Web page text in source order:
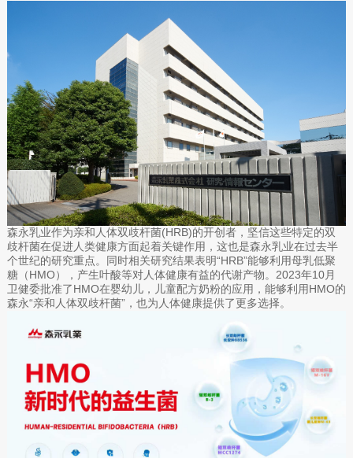
森永乳业作为亲和人体双歧杆菌(HRB)的开创者，坚信这些特定的双
歧杆菌在促进人类健康方面起着关键作用，这也是森永乳业在过去半
个世纪的研究重点。同时相关研究结果表明“HRB”能够利用母乳低聚
糖（HMO），产生叶酸等对人体健康有益的代谢产物。2023年10月
卫健委批准了HMO在婴幼儿，儿童配方奶粉的应用，能够利用HMO的
森永“亲和人体双歧杆菌”，也为人体健康提供了更多选择。